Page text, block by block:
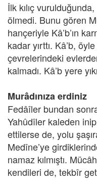
İlk kılıç
ölmedi. Bunu gören
hançeriyle Kâ’b’ın
kadar yırttı. Kâ’b,
çevrelerindeki
kalmadı. Kâ’b yere
Murâdınıza erdiniz
Fedâîler bundan
Yahûdîler kaleden
ettilerse de, yolu
Medîne’ye
namaz kılmıştı.
kendileri de, tekbîr